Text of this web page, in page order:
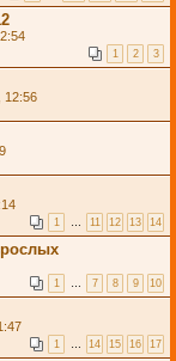
1 2 3
12:56
1 … 11 12 13 14
1 … 7 8 9 10
1 … 14 15 16 17